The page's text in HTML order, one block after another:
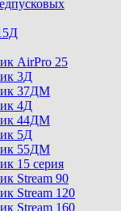
AirPro 25
3Д
37ДМ
4Д
44ДМ
5Д
55ДМ
15 серия
Stream 90
Stream 120
Stream 160